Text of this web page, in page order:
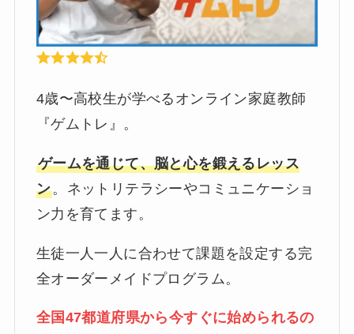
4歳〜高校生が学べるオンライン家庭教師
『ゲムトレ』。
ゲームを通じて、脳と心を鍛えるレッス
ン。ネットリテラシーやコミュニケーショ
ン力を育てます。
生徒一人一人に合わせて課題を設定する完
全オーダーメイドプログラム。
全国47都道府県から今すぐに始められるの